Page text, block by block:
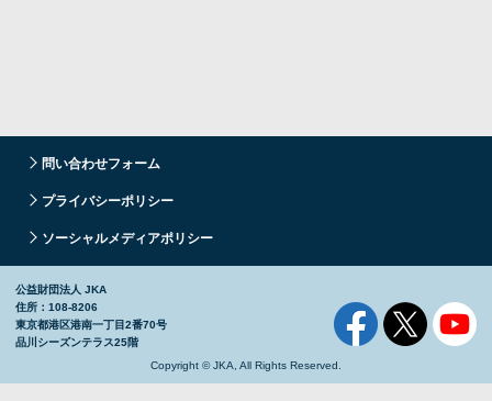
問い合わせフォーム
プライバシーポリシー
ソーシャルメディアポリシー
公益財団法人 JKA
住所：108-8206
東京都港区港南一丁目2番70号
品川シーズンテラス25階